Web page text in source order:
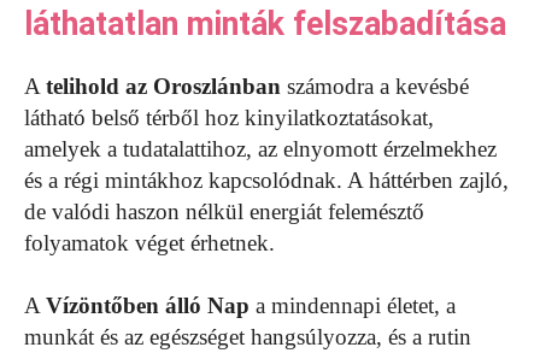
láthatatlan minták felszabadítása
A telihold az Oroszlánban számodra a kevésbé
látható belső térből hoz kinyilatkoztatásokat,
amelyek a tudatalattihoz, az elnyomott érzelmekhez
és a régi mintákhoz kapcsolódnak. A háttérben zajló,
de valódi haszon nélkül energiát felemésztő
folyamatok véget érhetnek.
A Vízöntőben álló Nap a mindennapi életet, a
munkát és az egészséget hangsúlyozza, és a rutin